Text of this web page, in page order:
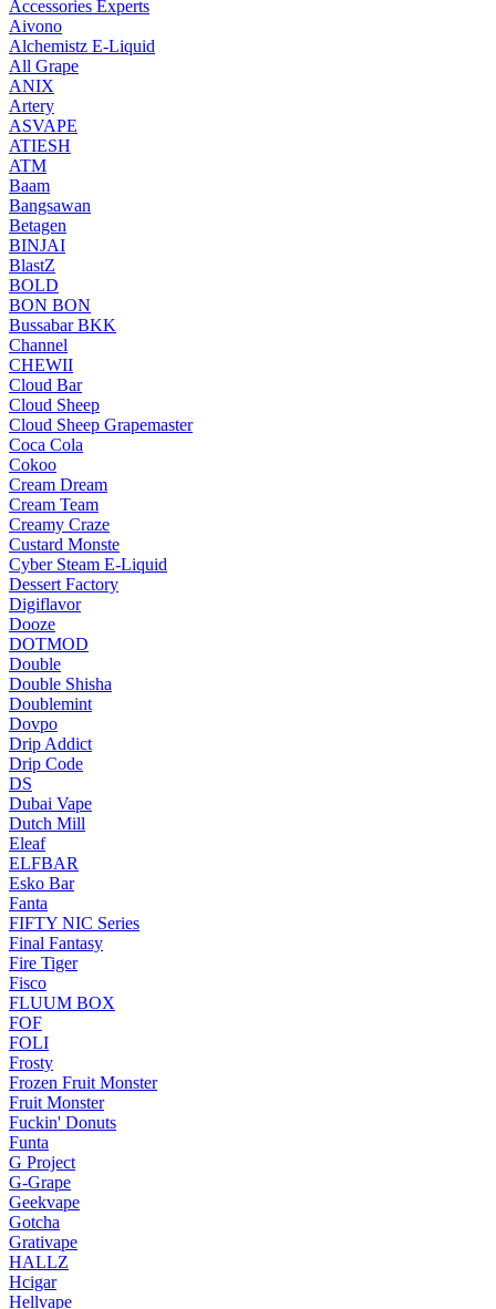
Accessories Experts
Aivono
Alchemistz E-Liquid
All Grape
ANIX
Artery
ASVAPE
ATIESH
ATM
Baam
Bangsawan
Betagen
BINJAI
BlastZ
BOLD
BON BON
Bussabar BKK
Channel
CHEWII
Cloud Bar
Cloud Sheep
Cloud Sheep Grapemaster
Coca Cola
Cokoo
Cream Dream
Cream Team
Creamy Craze
Custard Monste
Cyber Steam E-Liquid
Dessert Factory
Digiflavor
Dooze
DOTMOD
Double
Double Shisha
Doublemint
Dovpo
Drip Addict
Drip Code
DS
Dubai Vape
Dutch Mill
Eleaf
ELFBAR
Esko Bar
Fanta
FIFTY NIC Series
Final Fantasy
Fire Tiger
Fisco
FLUUM BOX
FOF
FOLI
Frosty
Frozen Fruit Monster
Fruit Monster
Fuckin' Donuts
Funta
G Project
G-Grape
Geekvape
Gotcha
Grativape
HALLZ
Hcigar
Hellvape